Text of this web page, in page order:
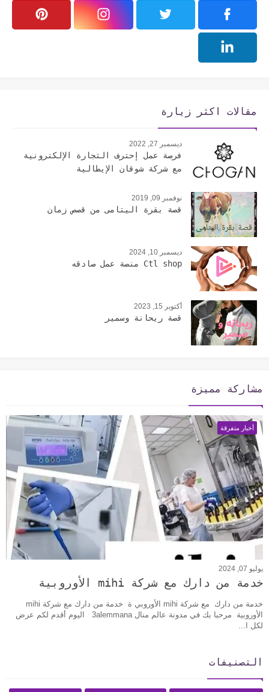
مقالات اكثر زيارة
ديسمبر 27, 2022
فرصة عمل إحترف التجارة الإلكترونية
مع شركة شوقان الإيطالية
نوفمبر 09, 2019
قصة بقرة اليتامى من قصص زمان
ديسمبر 10, 2024
Ctl shop منصة عمل صادقه
أكتوبر 15, 2023
قصة ريحانة وسمير
مشاركة مميزة
أخبار متفرقة
يوليو 07, 2024
خدمة من دارك مع شركة mihi الأوروبية
خدمة من دارك مع شركة mihi الأوروبي ة خدمة من دارك مع شركة mihi
الأوروبية مرحبا بك في مدونة عالم منال 3alemmana اليوم أقدم لكم عرض
لكل ا...
التصنيفات